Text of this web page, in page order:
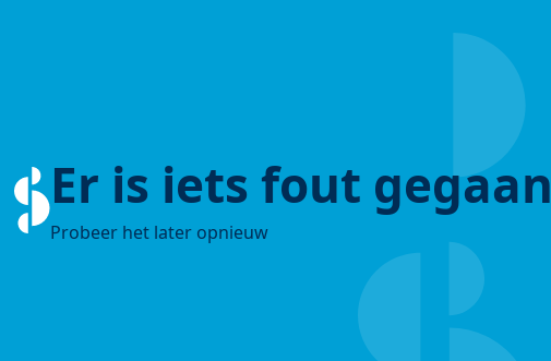
Er is iets fout gegaan
Probeer het later opnieuw